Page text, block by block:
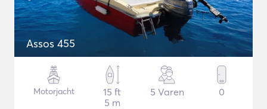
Assos 455
Motorjacht
15 ft
5 m
5 Varen 0